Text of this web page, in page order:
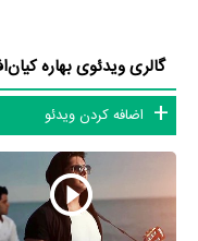
مخالفت خانواده
خانواده از همان دوران
بهاره هرچه بیشتر از
می‌کرد. به هر ترتیب راضی
او را با مشکل مواجه کرد.
از بزرگ‌ترین حامیان و
گالری ویدئوی بهاره
اضافه کردن ویدئو